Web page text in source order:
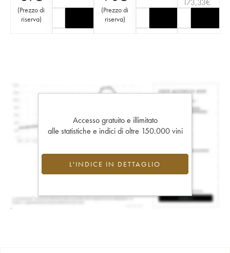
(Prezzo di
riserva)
(Prezzo di
riserva)
173,33€
Accesso gratuito e illimitato
alle statistiche e indici di oltre 150.000 vini
L'INDICE IN DETTAGLIO